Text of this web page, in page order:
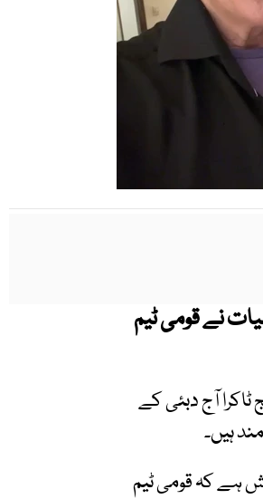
شخصیات نے قومی ٹیم
آج دبئی کے
ہیں۔
ہے کہ قومی ٹیم